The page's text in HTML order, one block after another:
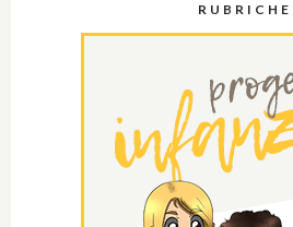
RUBRICHE